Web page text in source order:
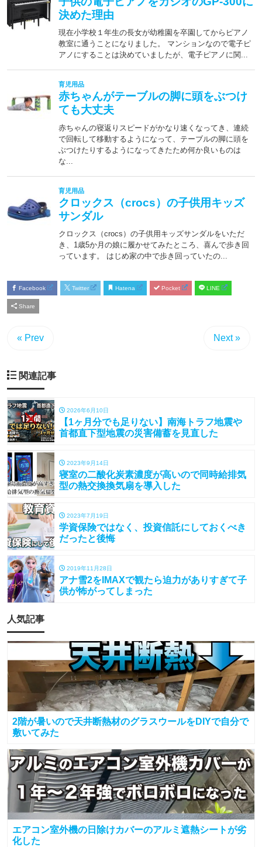
Facebook Twitter Hatena Pocket LINE
Share
« Prev Next »
関連記事
2026年6月10日
【1ヶ月分でも足りない】南海トラフ地震や
首都直下型地震の災害備蓄を見直した
2023年9月14日
寝室の二酸化炭素濃度が高いので同時給排気
型の熱交換換気扇を導入した
2023年7月19日
学資保険ではなく、投資信託にしておくべき
だったと後悔
2019年11月28日
アナ雪2をIMAXで観たら迫力がありすぎて子
供が怖がってしまった
人気記事
2階が暑いので天井断熱材のグラスウールをDIYで自分で
敷いてみた
エアコン室外機の日除けカバーのアルミ遮熱シートが劣
化した